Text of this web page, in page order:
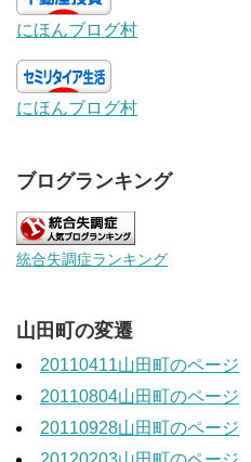
にほんブログ村
にほんブログ村
ブログランキング
統合失調症ランキング
山田町の変遷
20110411山田町のページ
20110804山田町のページ
20110928山田町のページ